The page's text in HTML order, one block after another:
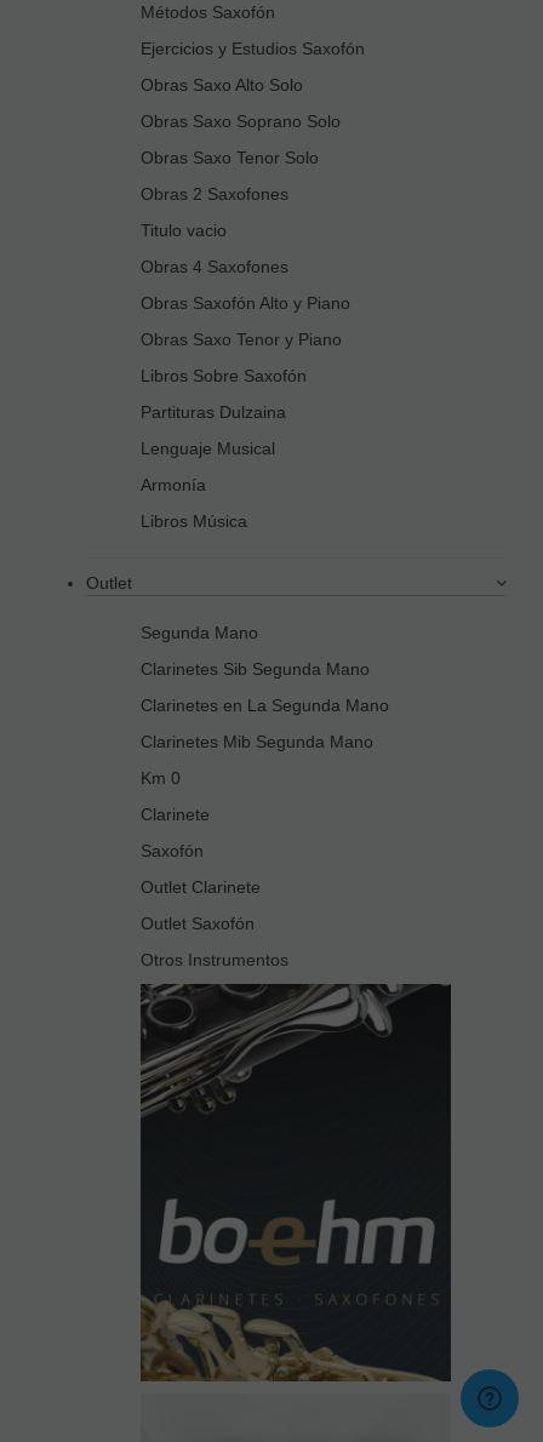
Métodos Saxofón
Ejercicios y Estudios Saxofón
Obras Saxo Alto Solo
Obras Saxo Soprano Solo
Obras Saxo Tenor Solo
Obras 2 Saxofones
Titulo vacio
Obras 4 Saxofones
Obras Saxofón Alto y Piano
Obras Saxo Tenor y Piano
Libros Sobre Saxofón
Partituras Dulzaina
Lenguaje Musical
Armonía
Libros Música
Outlet
Segunda Mano
Clarinetes Sib Segunda Mano
Clarinetes en La Segunda Mano
Clarinetes Mib Segunda Mano
Km 0
Clarinete
Saxofón
Outlet Clarinete
Outlet Saxofón
Otros Instrumentos